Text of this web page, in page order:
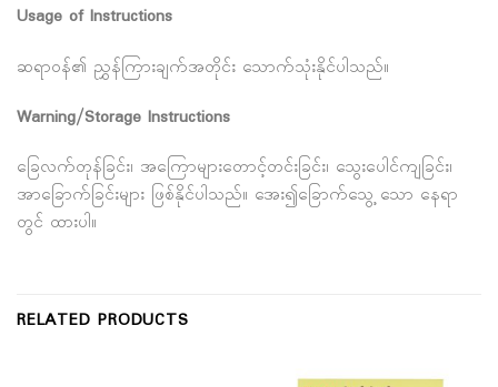
Usage of Instructions
ဆရာဝန်၏ ညွှန်ကြားချက်အတိုင်း သောက်သုံးနိုင်ပါသည်။
Warning/Storage Instructions
ခြေလက်တုန်ခြင်း၊ အကြောများတောင့်တင်းခြင်း၊ သွေးပေါင်ကျခြင်း၊
အာခြောက်ခြင်းများ ဖြစ်နိုင်ပါသည်။ အေး၍ခြောက်သွေ့ သော နေရာ
တွင် ထားပါ။
RELATED PRODUCTS